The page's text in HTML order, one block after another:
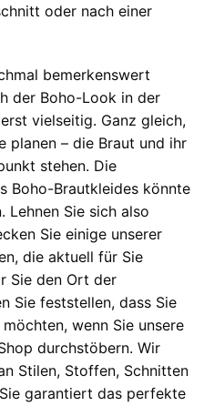
oder nach einer
bemerkenswert
der Boho-Look in der
vielseitig. Ganz gleich,
planen – die Braut und ihr
stehen. Die
Boho-Brautkleides könnte
Lehnen Sie sich also
Sie einige unserer
die aktuell für Sie
Sie den Ort der
Sie feststellen, dass Sie
wenn Sie unsere
durchstöbern. Wir
Stilen, Stoffen, Schnitten
garantiert das perfekte